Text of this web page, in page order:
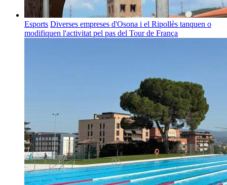
Esports Diverses empreses d'Osona i el Ripollès tanquen o
modifiquen l'activitat pel pas del Tour de França